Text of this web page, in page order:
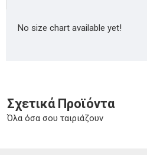
No size chart available yet!
Σχετικά Προϊόντα
Όλα όσα σου ταιριάζουν